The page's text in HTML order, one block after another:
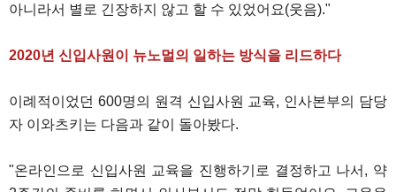
아니라서 별로 긴장하지 않고 할 수 있었어요(웃음)."
2020년 신입사원이 뉴노멀의 일하는 방식을 리드하다
이례적이었던 600명의 원격 신입사원 교육, 인사본부의 담당
자 이와츠키는 다음과 같이 돌아봤다.
"온라인으로 신입사원 교육을 진행하기로 결정하고 나서, 약